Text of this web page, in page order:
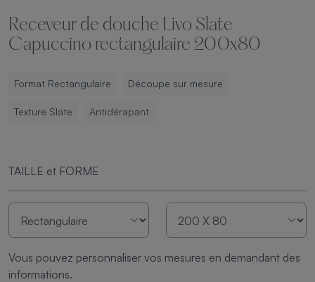
Receveur de douche Livo Slate
Capuccino rectangulaire 200x80
Format Rectangulaire Découpe sur mesure
Texture Slate Antidérapant
TAILLE et FORME
Vous pouvez personnaliser vos mesures en demandant des
informations.